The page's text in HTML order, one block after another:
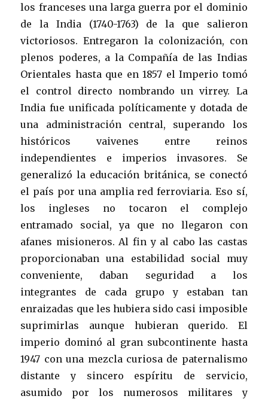
los franceses una larga guerra por el dominio
de la India (1740-1763) de la que salieron
victoriosos. Entregaron la colonización, con
plenos poderes, a la Compañía de las Indias
Orientales hasta que en 1857 el Imperio tomó
el control directo nombrando un virrey. La
India fue unificada políticamente y dotada de
una administración central, superando los
históricos vaivenes entre reinos
independientes e imperios invasores. Se
generalizó la educación británica, se conectó
el país por una amplia red ferroviaria. Eso sí,
los ingleses no tocaron el complejo
entramado social, ya que no llegaron con
afanes misioneros. Al fin y al cabo las castas
proporcionaban una estabilidad social muy
conveniente, daban seguridad a los
integrantes de cada grupo y estaban tan
enraizadas que les hubiera sido casi imposible
suprimirlas aunque hubieran querido. El
imperio dominó al gran subcontinente hasta
1947 con una mezcla curiosa de paternalismo
distante y sincero espíritu de servicio,
asumido por los numerosos militares y